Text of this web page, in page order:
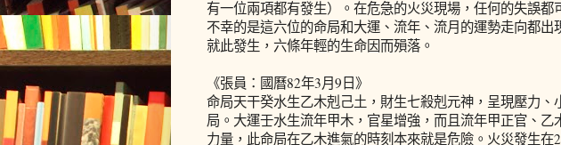
有一位兩項都有發生）。在危急的火災現場，任何的失誤都
不幸的是這六位的命局和大運、流年、流月的運勢走向都出
就此發生，六條年輕的生命因而殞落。
《張員：國曆82年3月9日》
命局天干癸水生乙木剋己土，財生七殺剋元神，呈現壓力、
局。大運壬水生流年甲木，官星增強，而且流年甲正官、乙
力量，此命局在乙木進氣的時刻本來就是危險。火災發生在